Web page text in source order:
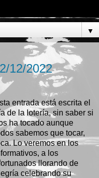
▼
12/2022
entrada está escrita el
de la lotería, sin saber si
ha tocado aunque
sabemos que tocar,
Lo veremos en los
a los
llorando de
celebrando su